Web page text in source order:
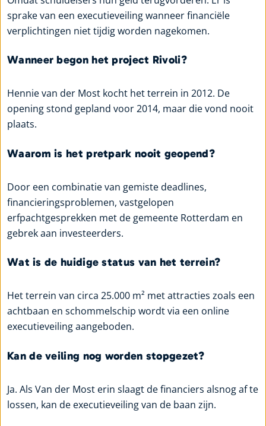
sprake van een executieveiling wanneer financiële
verplichtingen niet tijdig worden nagekomen.
Wanneer begon het project Rivoli?
Hennie van der Most kocht het terrein in 2012. De
opening stond gepland voor 2014, maar die vond nooit
plaats.
Waarom is het pretpark nooit geopend?
Door een combinatie van gemiste deadlines,
financieringsproblemen, vastgelopen
erfpachtgesprekken met de gemeente Rotterdam en
gebrek aan investeerders.
Wat is de huidige status van het terrein?
Het terrein van circa 25.000 m² met attracties zoals een
achtbaan en schommelschip wordt via een online
executieveiling aangeboden.
Kan de veiling nog worden stopgezet?
Ja. Als Van der Most erin slaagt de financiers alsnog af te
lossen, kan de executieveiling van de baan zijn.